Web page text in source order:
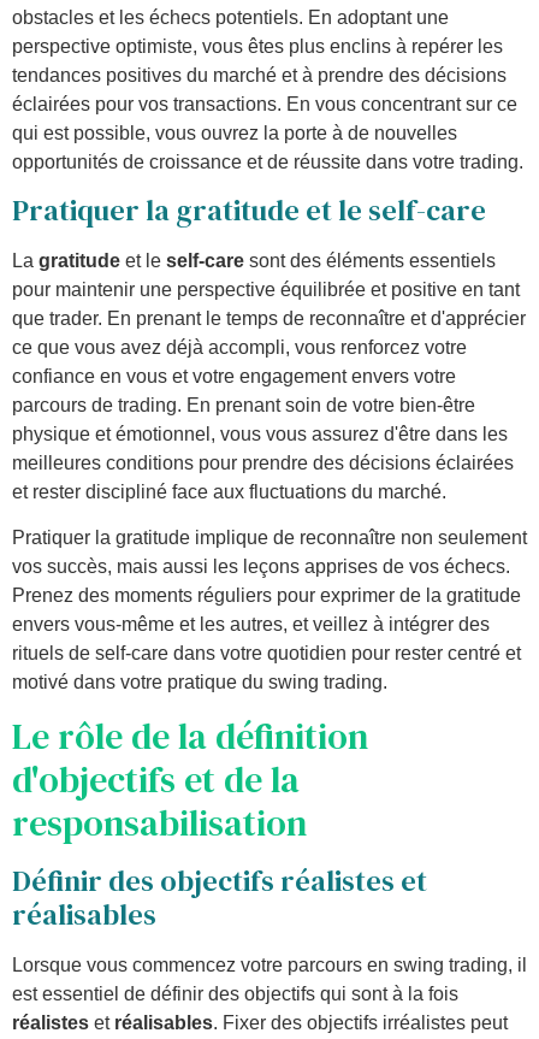
obstacles et les échecs potentiels. En adoptant une
perspective optimiste, vous êtes plus enclins à repérer les
tendances positives du marché et à prendre des décisions
éclairées pour vos transactions. En vous concentrant sur ce
qui est possible, vous ouvrez la porte à de nouvelles
opportunités de croissance et de réussite dans votre trading.
Pratiquer la gratitude et le self-care
La gratitude et le self-care sont des éléments essentiels
pour maintenir une perspective équilibrée et positive en tant
que trader. En prenant le temps de reconnaître et d'apprécier
ce que vous avez déjà accompli, vous renforcez votre
confiance en vous et votre engagement envers votre
parcours de trading. En prenant soin de votre bien-être
physique et émotionnel, vous vous assurez d'être dans les
meilleures conditions pour prendre des décisions éclairées
et rester discipliné face aux fluctuations du marché.
Pratiquer la gratitude implique de reconnaître non seulement
vos succès, mais aussi les leçons apprises de vos échecs.
Prenez des moments réguliers pour exprimer de la gratitude
envers vous-même et les autres, et veillez à intégrer des
rituels de self-care dans votre quotidien pour rester centré et
motivé dans votre pratique du swing trading.
Le rôle de la définition
d'objectifs et de la
responsabilisation
Définir des objectifs réalistes et
réalisables
Lorsque vous commencez votre parcours en swing trading, il
est essentiel de définir des objectifs qui sont à la fois
réalistes et réalisables. Fixer des objectifs irréalistes peut